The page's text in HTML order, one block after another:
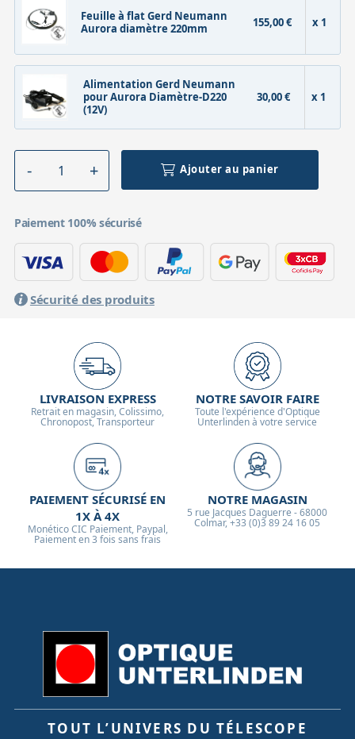
Feuille à flat Gerd Neumann
Aurora diamètre 220mm
155,00 € x 1
Alimentation Gerd Neumann
pour Aurora Diamètre-D220
(12V)
30,00 € x 1
Ajouter au panier
Paiement 100% sécurisé
Sécurité des produits
LIVRAISON EXPRESS
Retrait en magasin, Colissimo,
Chronopost, Transporteur
NOTRE SAVOIR FAIRE
Toute l'expérience d'Optique
Unterlinden à votre service
PAIEMENT SÉCURISÉ EN
1X À 4X
Monético CIC Paiement, Paypal,
Paiement en 3 fois sans frais
NOTRE MAGASIN
5 rue Jacques Daguerre - 68000
Colmar, +33 (0)3 89 24 16 05
TOUT L’UNIVERS DU TÉLESCOPE